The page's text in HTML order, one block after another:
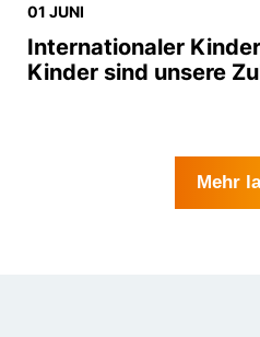
01 JUNI
Internationaler
Kinder sind unsere
Mehr